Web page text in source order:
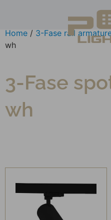
Home / 3-Fase rail
wh
3-Fase
wh
van …